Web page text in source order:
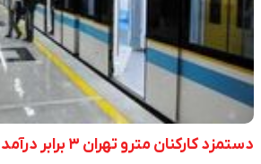
دستمزد کارکنان مترو تهران ۳ برابر درآمد بلیت‌فروشی مترو